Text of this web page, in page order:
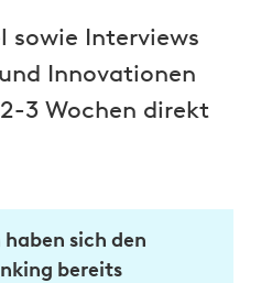
sowie Interviews
Innovationen
3 Wochen direkt
haben sich den
bereits